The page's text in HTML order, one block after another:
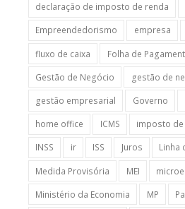
declaração de imposto de renda
Empreendedorismo
empresa
fluxo de caixa
Folha de
Gestão de Negócio
gestão de
gestão empresarial
Governo
home office
ICMS imposto de
INSS
ir ISS Juros
Linha
Medida Provisória
MEI
Ministério da Economia
MP